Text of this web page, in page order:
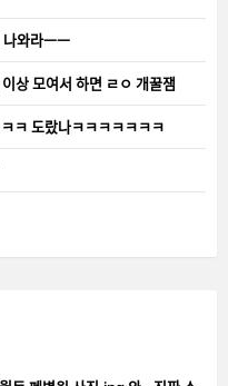
나와라ㅡㅡ
이상 모여서 하면 ㄹㅇ 개꿀잼
ㅋㅋㅋㅋ 도랐나ㅋㅋㅋㅋㅋㅋㅋ